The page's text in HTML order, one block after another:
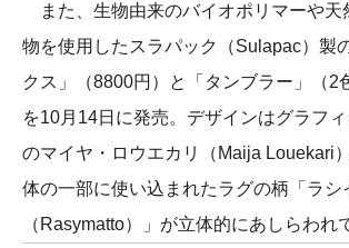
また、生物由来のバイオポリマーや天
物を使用したスラパック（Sulapac）製
クス」（8800円）と「タンブラー」（2
を10月14日に発売。デザインはグラフ
のマイヤ・ロウエカリ（Maija Louekari
体の一部に使い込まれたラグの柄「ラシ
（Rasymatto）」が立体的にあしらわれ